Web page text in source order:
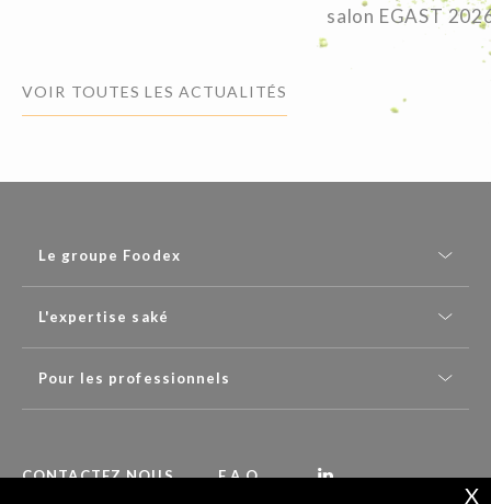
salon EGAST
VOIR TOUTES LES ACTUALITÉS
Le groupe Foodex
L'expertise saké
Pour les professionnels
CONTACTEZ NOUS F.A.Q.
X